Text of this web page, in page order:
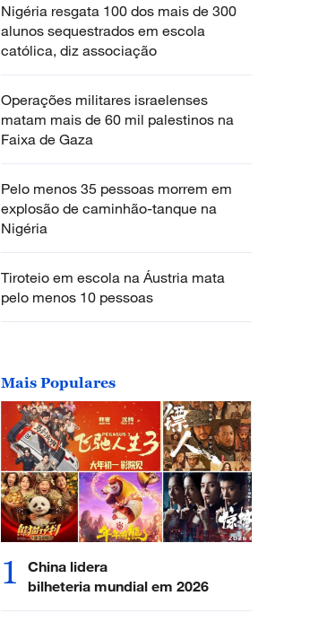
Nigéria resgata 100 dos mais de 300
alunos sequestrados em escola
católica, diz associação
Operações militares israelenses
matam mais de 60 mil palestinos na
Faixa de Gaza
Pelo menos 35 pessoas morrem em
explosão de caminhão-tanque na
Nigéria
Tiroteio em escola na Áustria mata
pelo menos 10 pessoas
Mais Populares
1
China lidera
bilheteria mundial em 2026